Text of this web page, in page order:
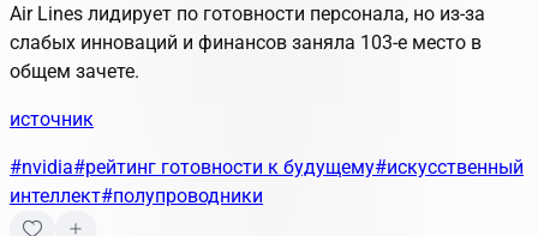
Air Lines лидирует по готовности персонала, но из-за
слабых инноваций и финансов заняла 103-е место в
общем зачете.
источник
#nvidia#рейтинг готовности к будущему#искусственный
интеллект#полупроводники